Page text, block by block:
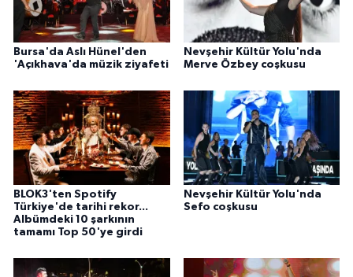
Bursa'da Aslı Hünel'den
'Açıkhava'da müzik ziyafeti
Nevşehir Kültür Yolu'nda
Merve Özbey coşkusu
BLOK3'ten Spotify
Türkiye'de tarihi rekor...
Albümdeki 10 şarkının
tamamı Top 50'ye girdi
Nevşehir Kültür Yolu'nda
Sefo coşkusu